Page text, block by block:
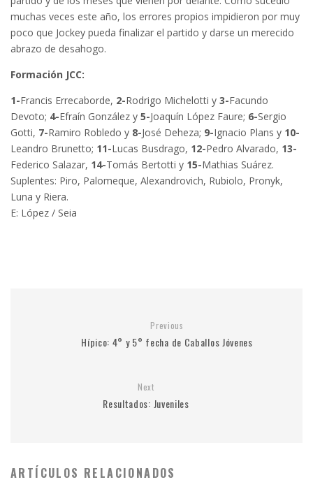
muchas veces este año, los errores propios impidieron por muy
poco que Jockey pueda finalizar el partido y darse un merecido
abrazo de desahogo.
Formación JCC:
1-Francis Errecaborde, 2-Rodrigo Michelotti y 3-Facundo
Devoto; 4-Efraín González y 5-Joaquín López Faure; 6-Sergio
Gotti, 7-Ramiro Robledo y 8-José Deheza; 9-Ignacio Plans y 10-
Leandro Brunetto; 11-Lucas Busdrago, 12-Pedro Alvarado, 13-
Federico Salazar, 14-Tomás Bertotti y 15-Mathias Suárez.
Suplentes: Piro, Palomeque, Alexandrovich, Rubiolo, Pronyk,
Luna y Riera.
E: López / Seia
Previous
Hípico: 4° y 5° fecha de Caballos Jóvenes
Next
Resultados: Juveniles
ARTÍCULOS RELACIONADOS